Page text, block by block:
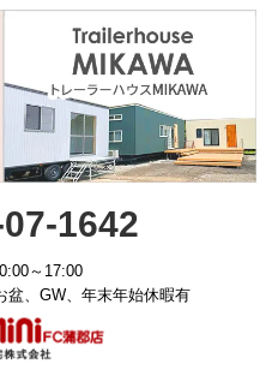
1642
～17:00
、GW、年末年始休暇有